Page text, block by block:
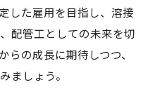
した雇用を目指し、溶接
配管工としての未来を切
らの成長に期待しつつ、
ましょう。